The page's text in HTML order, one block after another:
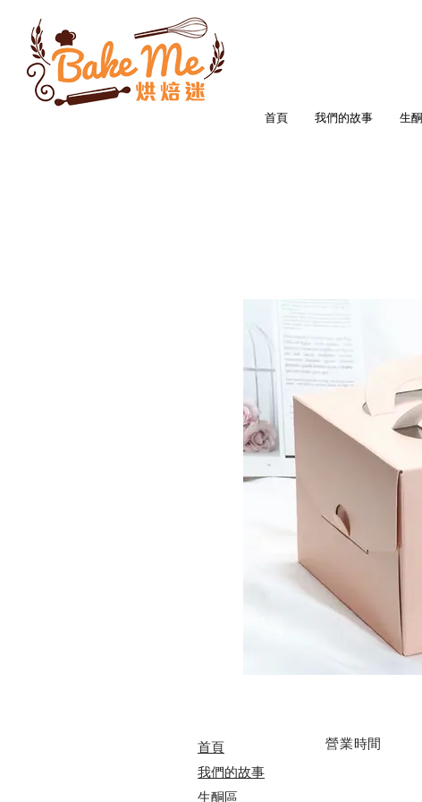
首頁 我們的故事 生
首頁
我們的故事
​​生酮區
​營業時間